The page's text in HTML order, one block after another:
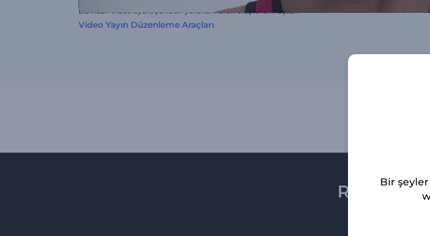
Bu hazır video ayarı, şundan yararlanılarak oluşturulmuştur:
Video Yayın Düzenleme Araçları
Bir